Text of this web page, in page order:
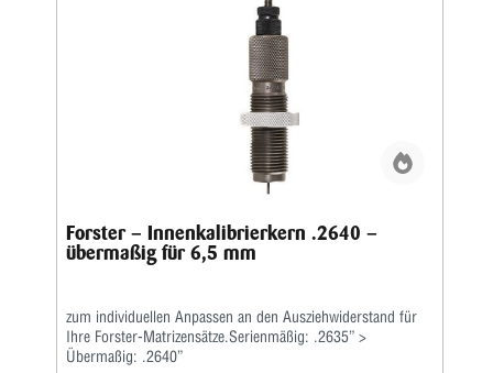
Forster – Innenkalibrierkern .2640 –
übermaßig für 6,5 mm
zum individuellen Anpassen an den Ausziehwiderstand für
Ihre Forster-Matrizensätze.Serienmäßig: .2635” >
Übermaßig: .2640”